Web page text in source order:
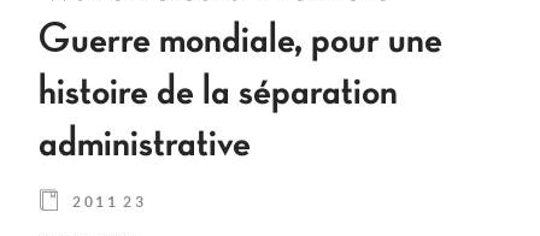
Guerre mondiale, pour une
histoire de la séparation
administrative
2011 23